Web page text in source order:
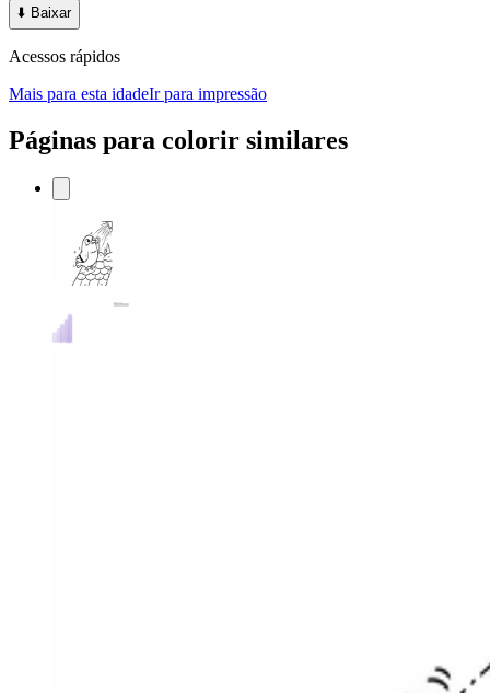
⬇️ Baixar
Acessos rápidos
Mais para esta idadeIr para impressão
Páginas para colorir similares